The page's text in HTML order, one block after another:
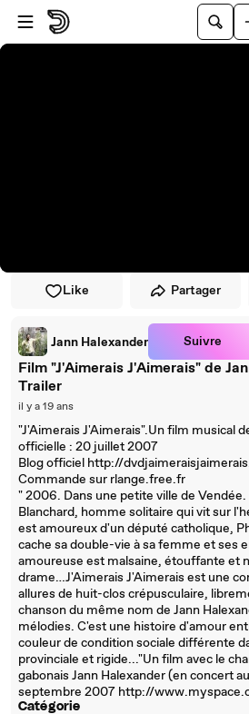
Passer au player
Passer au contenu principal
Like Partager
Jann Halexander Suivre
Film "J'Aimerais J'Aimerais" de
Trailer
il y a 19 ans
"J'Aimerais J'Aimerais".Un film musical
officielle : 20 juillet 2007
Blog officiel http://
Commande sur rlange.free.fr
" 2006. Dans une petite ville de
Blanchard, homme solitaire qui vit sur
est amoureux d'un député catholique,
cache sa double-vie à sa femme et ses
amoureuse est malsaine, étouffante et
drame…J'Aimerais J'Aimerais est une
allures de huit-clos crépusculaire,
chanson du même nom de Jann
mélodies. C'est une histoire d'amour
couleur de condition sociale différente
provinciale et rigide..."Un film avec le
gabonais Jann Halexander (en concert
septembre 2007 http://
Catégorie